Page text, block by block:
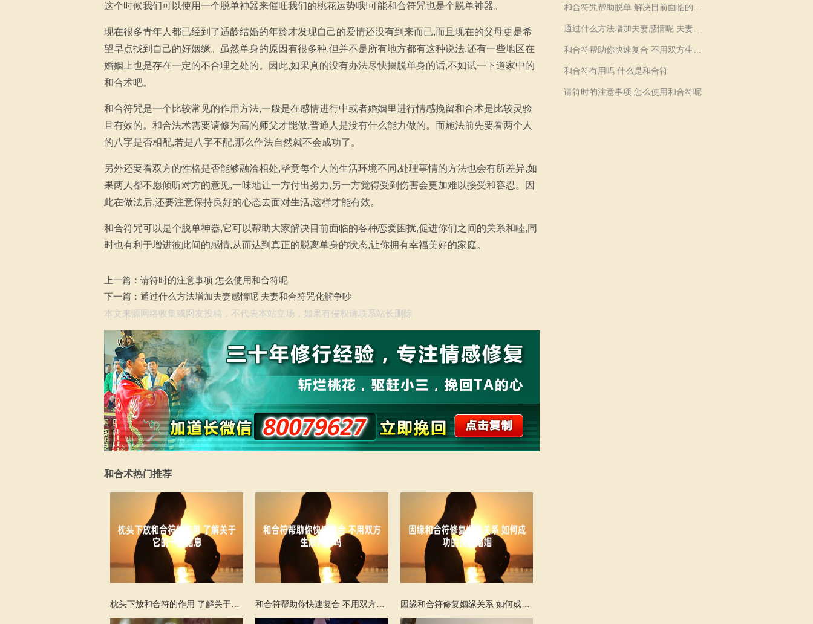
这个时候我们可以使用一个脱单神器来催旺我们的桃花运势哦!可能和合符咒也是个脱单神器。
现在很多青年人都已经到了适龄结婚的年龄才发现自己的爱情还没有到来而已,而且现在的父母更是希
望早点找到自己的好姻缘。虽然单身的原因有很多种,但并不是所有地方都有这种说法,还有一些地区在
婚姻上也是存在一定的不合理之处的。因此,如果真的没有办法尽快摆脱单身的话,不如试一下道家中的
和合术吧。
和合符咒是一个比较常见的作用方法,一般是在感情进行中或者婚姻里进行情感挽留和合术是比较灵验
且有效的。和合法术需要请修为高的师父才能做,普通人是没有什么能力做的。而施法前先要看两个人
的八字是否相配,若是八字不配,那么作法自然就不会成功了。
另外还要看双方的性格是否能够融洽相处,毕竟每个人的生活环境不同,处理事情的方法也会有所差异,如
果两人都不愿倾听对方的意见,一味地让一方付出努力,另一方觉得受到伤害会更加难以接受和容忍。因
此在做法后,还要注意保持良好的心态去面对生活,这样才能有效。
和合符咒可以是个脱单神器,它可以帮助大家解决目前面临的各种恋爱困扰,促进你们之间的关系和睦,同
时也有利于增进彼此间的感情,从而达到真正的脱离单身的状态,让你拥有幸福美好的家庭。
上一篇： 请符时的注意事项 怎么使用和合符呢
下一篇： 通过什么方法增加夫妻感情呢 夫妻和合符咒化解争吵
本文来源网络收集或网友投稿，不代表本站立场，如果有侵权请联系站长删除
和合术热门推荐
和合符帮助你快速复合 不用双方生辰八字吗 因缘和合符修复姻缘关系 如何成功的挽留婚姻
和合符有用吗 什么是和合符
请符时的注意事项 怎么使用和合符呢